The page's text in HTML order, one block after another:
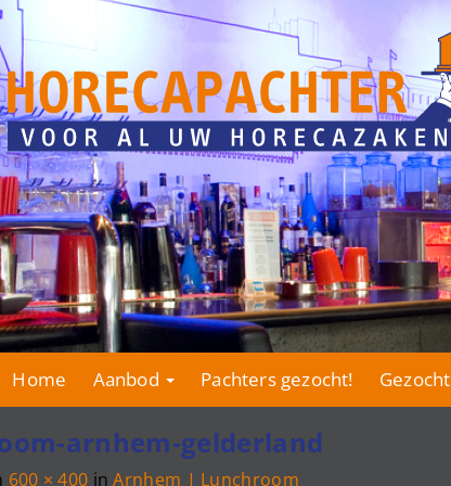
Home Aanbod Pachters gezocht! Gezocht
arnhem-gelderland
600 × 400 inArnhem | Lunchroom